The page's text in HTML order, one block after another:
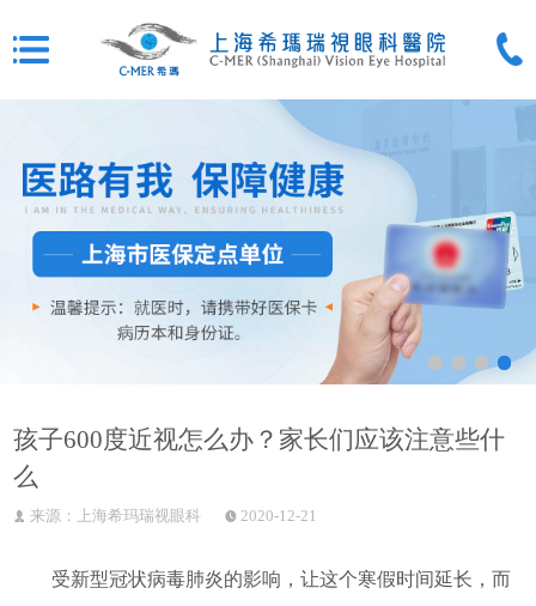
孩子600度近视怎么办？家长们应该注意些什
么
来源：上海希玛瑞视眼科 2020-12-21
受新型冠状病毒肺炎的影响，让这个寒假时间延长，而